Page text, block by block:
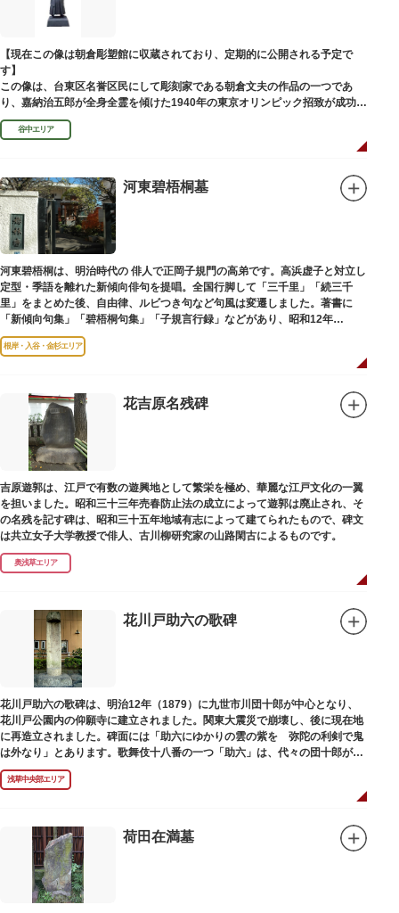
【現在この像は朝倉彫塑館に収蔵されており、定期的に公開される予定で
す】
この像は、台東区名誉区民にして彫刻家である朝倉文夫の作品の一つであ
り、嘉納治五郎が全身全霊を傾けた1940年の東京オリンピック招致が成功
（のちに返上）した、1936年に制作されました。
朝倉文夫は、1907～1910年ころに嘉納と知り合ったと推察されます。その
後も縁があり、嘉納の人柄や骨格などを熟知していた朝倉は、嘉納の海外出
ポーズは、嘉納の柔道家としての「不動の姿勢」を意識したと思われます。
谷中エリア
河東碧梧桐墓
河東碧梧桐は、明治時代の 俳人で正岡子規門の高弟です。高浜虚子と対立し
定型・季語を離れた新傾向俳句を提唱。全国行脚して「三千里」「続三千
里」をまとめた後、自由律、ルビつき句など句風は変遷しました。著書に
「新傾向句集」「碧梧桐句集」「子規言行録」などがあり、昭和12年
（1937）に没し、お墓は梅林寺（ばいりんじ）にあります。
根岸・入谷・金杉エリア
花吉原名残碑
吉原遊郭は、江戸で有数の遊興地として繁栄を極め、華麗な江戸文化の一翼
を担いました。昭和三十三年売春防止法の成立によって遊郭は廃止され、そ
の名残を記す碑は、昭和三十五年地域有志によって建てられたもので、碑文
は共立女子大学教授で俳人、古川柳研究家の山路閑古によるものです。
奥浅草エリア
花川戸助六の歌碑
花川戸助六の歌碑は、明治12年（1879）に九世市川団十郎が中心となり、
花川戸公園内の仰願寺に建立されました。関東大震災で崩壊し、後に現在地
に再造立されました。碑面には「助六にゆかりの雲の紫を 弥陀の利剣で鬼
は外なり」とあります。歌舞伎十八番の一つ「助六」は、代々の団十郎が伝
えていますが、助六の実像は不明です。
浅草中央部エリア
荷田在満墓